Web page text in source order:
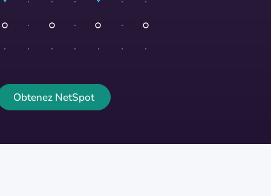
Obtenez NetSpot